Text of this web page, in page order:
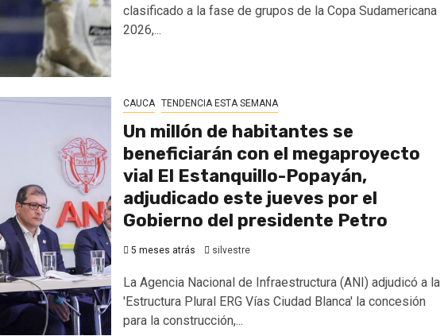
clasificado a la fase de grupos de la Copa Sudamericana
2026,...
CAUCA TENDENCIA ESTA SEMANA
Un millón de habitantes se
beneficiarán con el megaproyecto
vial El Estanquillo-Popayán,
adjudicado este jueves por el
Gobierno del presidente Petro
5 meses atrás silvestre
La Agencia Nacional de Infraestructura (ANI) adjudicó a la
'Estructura Plural ERG Vías Ciudad Blanca' la concesión
para la construcción,...